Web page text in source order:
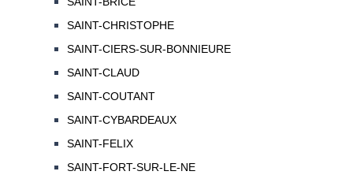
SAINT-CHRISTOPHE
SAINT-CIERS-SUR-BONNIEURE
SAINT-CLAUD
SAINT-COUTANT
SAINT-CYBARDEAUX
SAINT-FELIX
SAINT-FORT-SUR-LE-NE